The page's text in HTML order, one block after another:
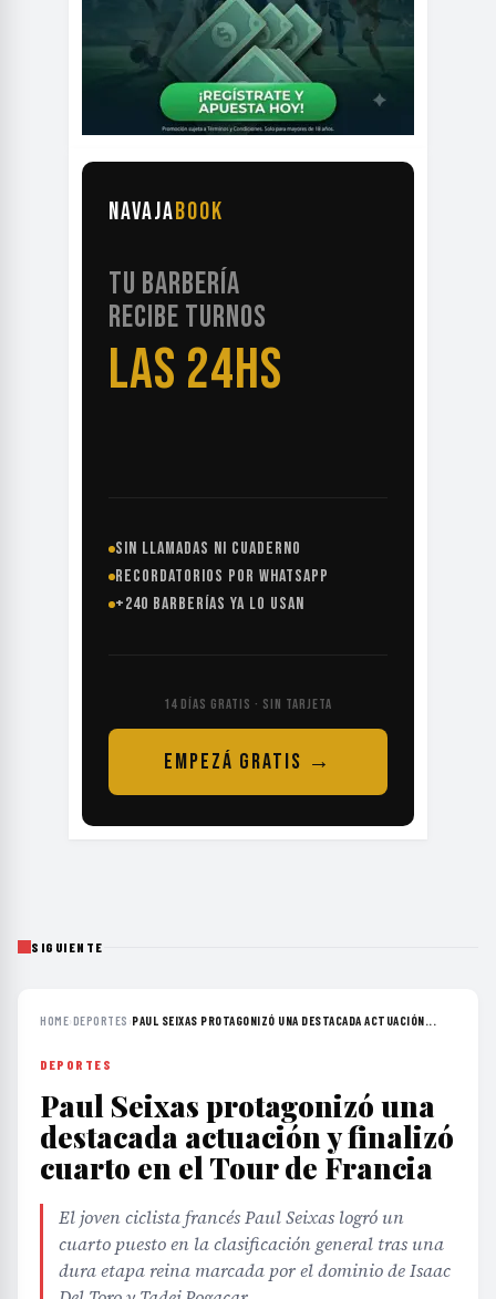
NAVAJABOOK
TU BARBERÍA
RECIBE TURNOS
LAS 24HS
SIN LLAMADAS NI CUADERNO
RECORDATORIOS POR WHATSAPP
+240 BARBERÍAS YA LO USAN
14 DÍAS GRATIS · SIN TARJETA
EMPEZÁ GRATIS →
SIGUIENTE
HOME›DEPORTES ›PAUL SEIXAS PROTAGONIZÓ UNA DESTACADA ACTUACIÓN...
DEPORTES
Paul Seixas protagonizó una
destacada actuación y finalizó
cuarto en el Tour de Francia
El joven ciclista francés Paul Seixas logró un
cuarto puesto en la clasificación general tras una
dura etapa reina marcada por el dominio de Isaac